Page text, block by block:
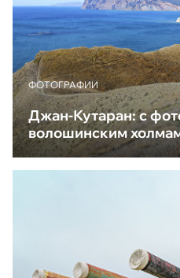
ФОТОГРАФИИ
Джан-Кутаран: с
волошинским